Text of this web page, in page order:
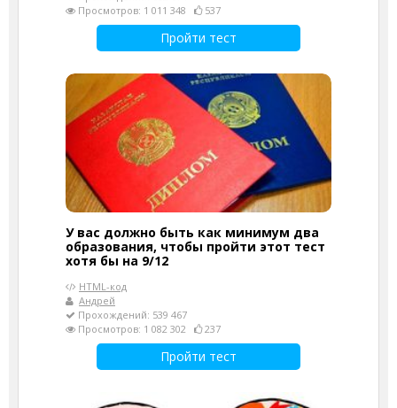
Просмотров: 1 011 348
537
Пройти тест
У вас должно быть как минимум два
образования, чтобы пройти этот тест
хотя бы на 9/12
HTML-код
Андрей
Прохождений: 539 467
Просмотров: 1 082 302
237
Пройти тест